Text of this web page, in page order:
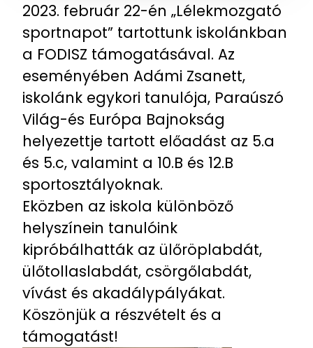
2023. február 22-én „Lélekmozgató
sportnapot” tartottunk iskolánkban
a FODISZ támogatásával. Az
eseményében Adámi Zsanett,
iskolánk egykori tanulója, Paraúszó
Világ-és Európa Bajnokság
helyezettje tartott előadást az 5.a
és 5.c, valamint a 10.B és 12.B
sportosztályoknak.
Eközben az iskola különböző
helyszínein tanulóink
kipróbálhatták az ülőröplabdát,
ülőtollaslabdát, csörgőlabdát,
vívást és akadálypályákat.
Köszönjük a részvételt és a
támogatást!